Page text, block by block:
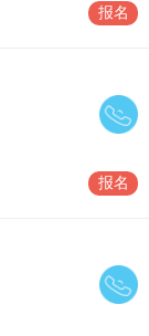
报名
报名